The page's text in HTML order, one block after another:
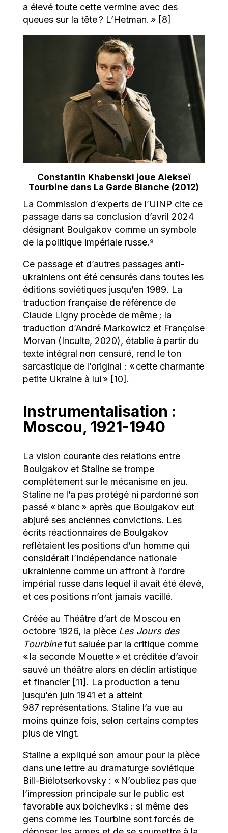
a élevé toute cette vermine avec des
queues sur la tête ? L’Hetman. » [8]
Constantin Khabenski joue Alekseï
Tourbine dans La Garde Blanche (2012)
La Commission d’experts de l’UINP cite ce
passage dans sa conclusion d’avril 2024
désignant Boulgakov comme un symbole
de la politique impériale russe.⁹
Ce passage et d’autres passages anti-
ukrainiens ont été censurés dans toutes les
éditions soviétiques jusqu’en 1989. La
traduction française de référence de
Claude Ligny procède de même ; la
traduction d’André Markowicz et Françoise
Morvan (Inculte, 2020), établie à partir du
texte intégral non censuré, rend le ton
sarcastique de l’original : « cette charmante
petite Ukraine à lui » [10].
Instrumentalisation :
Moscou, 1921-1940
La vision courante des relations entre
Boulgakov et Staline se trompe
complètement sur le mécanisme en jeu.
Staline ne l’a pas protégé ni pardonné son
passé « blanc » après que Boulgakov eut
abjuré ses anciennes convictions. Les
écrits réactionnaires de Boulgakov
reflétaient les positions d’un homme qui
considérait l’indépendance nationale
ukrainienne comme un affront à l’ordre
impérial russe dans lequel il avait été élevé,
et ces positions n’ont jamais vacillé.
Créée au Théâtre d’art de Moscou en
octobre 1926, la pièce Les Jours des
Tourbinefut saluée par la critique comme
« la seconde Mouette » et créditée d’avoir
sauvé un théâtre alors en déclin artistique
et financier [11]. La production a tenu
jusqu’en juin 1941 et a atteint
987 représentations. Staline l’a vue au
moins quinze fois, selon certains comptes
plus de vingt.
Staline a expliqué son amour pour la pièce
dans une lettre au dramaturge soviétique
Bill-Biélotserkovsky : « N’oubliez pas que
l’impression principale sur le public est
favorable aux bolcheviks : si même des
gens comme les Tourbine sont forcés de